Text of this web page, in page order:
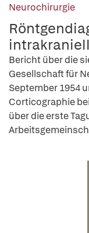
Neurochirurgie
Bericht über die
Gesellschaft für
September 1954
Corticographie
über die erste